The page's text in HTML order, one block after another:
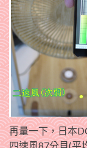
再量一下，日本
四速風87分貝(平